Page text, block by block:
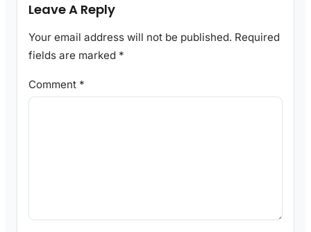
Leave A Reply
Your email address will not be published. Required
fields are marked *
Comment *